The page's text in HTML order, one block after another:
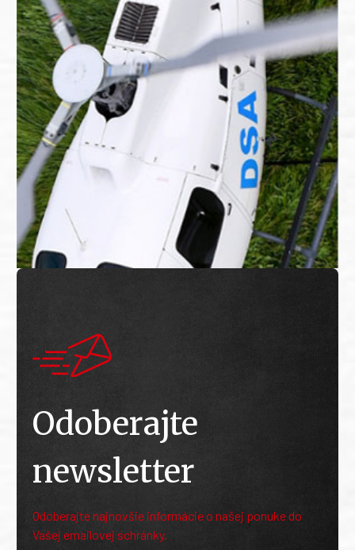
Odoberajte
newsletter
Odoberajte najnovšie informácie o našej ponuke do
Vašej emailovej schránky.